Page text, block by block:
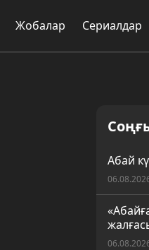
Жобалар Сериалдар
Абай